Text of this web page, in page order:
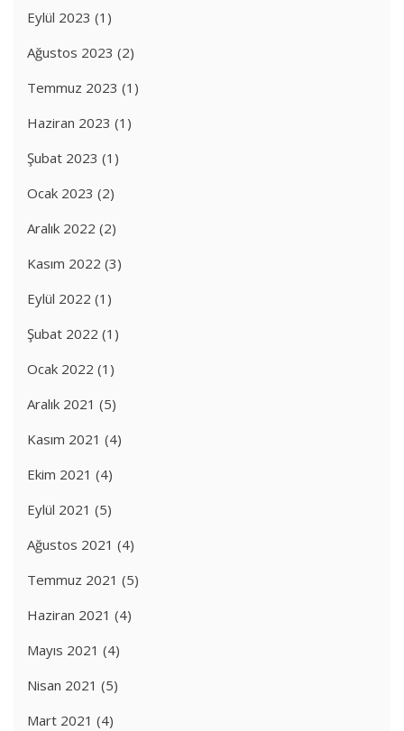
Eylül 2023 (1)
Ağustos 2023 (2)
Temmuz 2023 (1)
Haziran 2023 (1)
Şubat 2023 (1)
Ocak 2023 (2)
Aralık 2022 (2)
Kasım 2022 (3)
Eylül 2022 (1)
Şubat 2022 (1)
Ocak 2022 (1)
Aralık 2021 (5)
Kasım 2021 (4)
Ekim 2021 (4)
Eylül 2021 (5)
Ağustos 2021 (4)
Temmuz 2021 (5)
Haziran 2021 (4)
Mayıs 2021 (4)
Nisan 2021 (5)
Mart 2021 (4)